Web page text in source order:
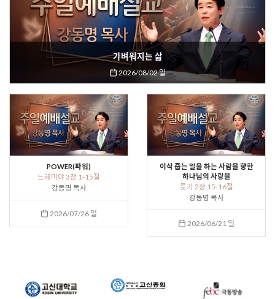
가벼워지는 삶
2026/08/02 일
POWER(파워)
느헤미야 3장 1-15절
강동명 목사
2026/07/26 일
이삭 줍는 일을 하는 사람을 향한
하나님의 사랑을
룻기 2장 15-16절
강동명 목사
2026/06/21 일